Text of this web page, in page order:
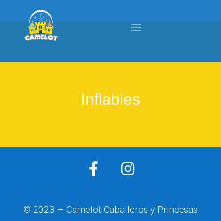
Inflables


© 2023 – Camelot Caballeros y Princesas